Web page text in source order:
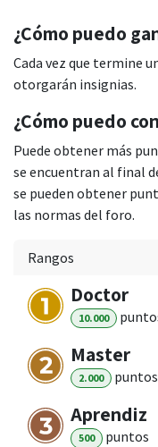
¿Cómo puedo
Cada vez que termine
otorgarán insignias.
¿Cómo puedo
Puede obtener más
se encuentran al final
se pueden obtener
las normas del foro.
Rangos
Doctor
10.000 punto
Master
2.000 puntos
Aprendiz
500 puntos